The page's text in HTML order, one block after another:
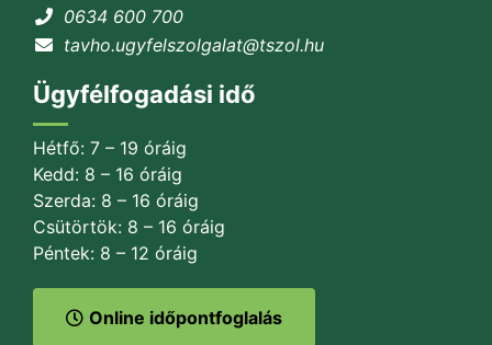
0634 600 700
tavho.ugyfelszolgalat@tszol.hu
Ügyfélfogadási idő
Hétfő: 7 – 19 óráig
Kedd: 8 – 16 óráig
Szerda: 8 – 16 óráig
Csütörtök: 8 – 16 óráig
Péntek: 8 – 12 óráig
Online időpontfoglalás